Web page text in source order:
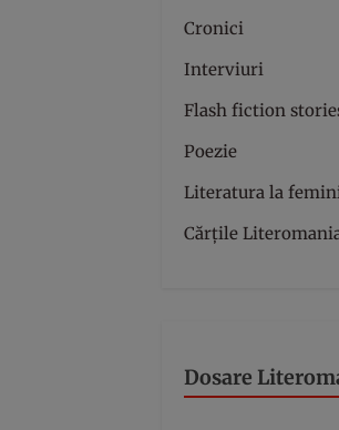
Cronici
Interviuri
Flash fiction
Poezie
Literatura la
Cărțile
Dosare